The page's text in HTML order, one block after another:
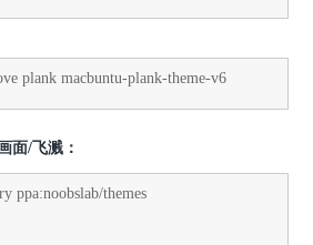
plank macbuntu-plank-theme-v6
面/飞溅：
ppa:noobslab/themes